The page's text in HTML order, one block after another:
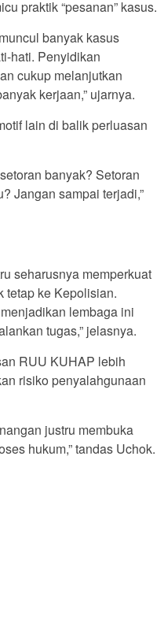
praktik “pesanan” kasus.
banyak kasus
hati. Penyidikan
cukup melanjutkan
kerjaan,” ujarnya.
lain di balik perluasan
banyak? Setoran
Jangan sampai terjadi,”
seharusnya memperkuat
tetap ke Kepolisian.
lembaga ini
tugas,” jelasnya.
RUU KUHAP lebih
risiko penyalahgunaan
justru membuka
hukum,” tandas Uchok.